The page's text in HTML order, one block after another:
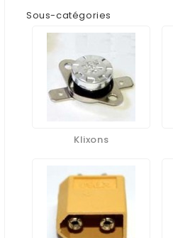
Sous-catégories
Klixons